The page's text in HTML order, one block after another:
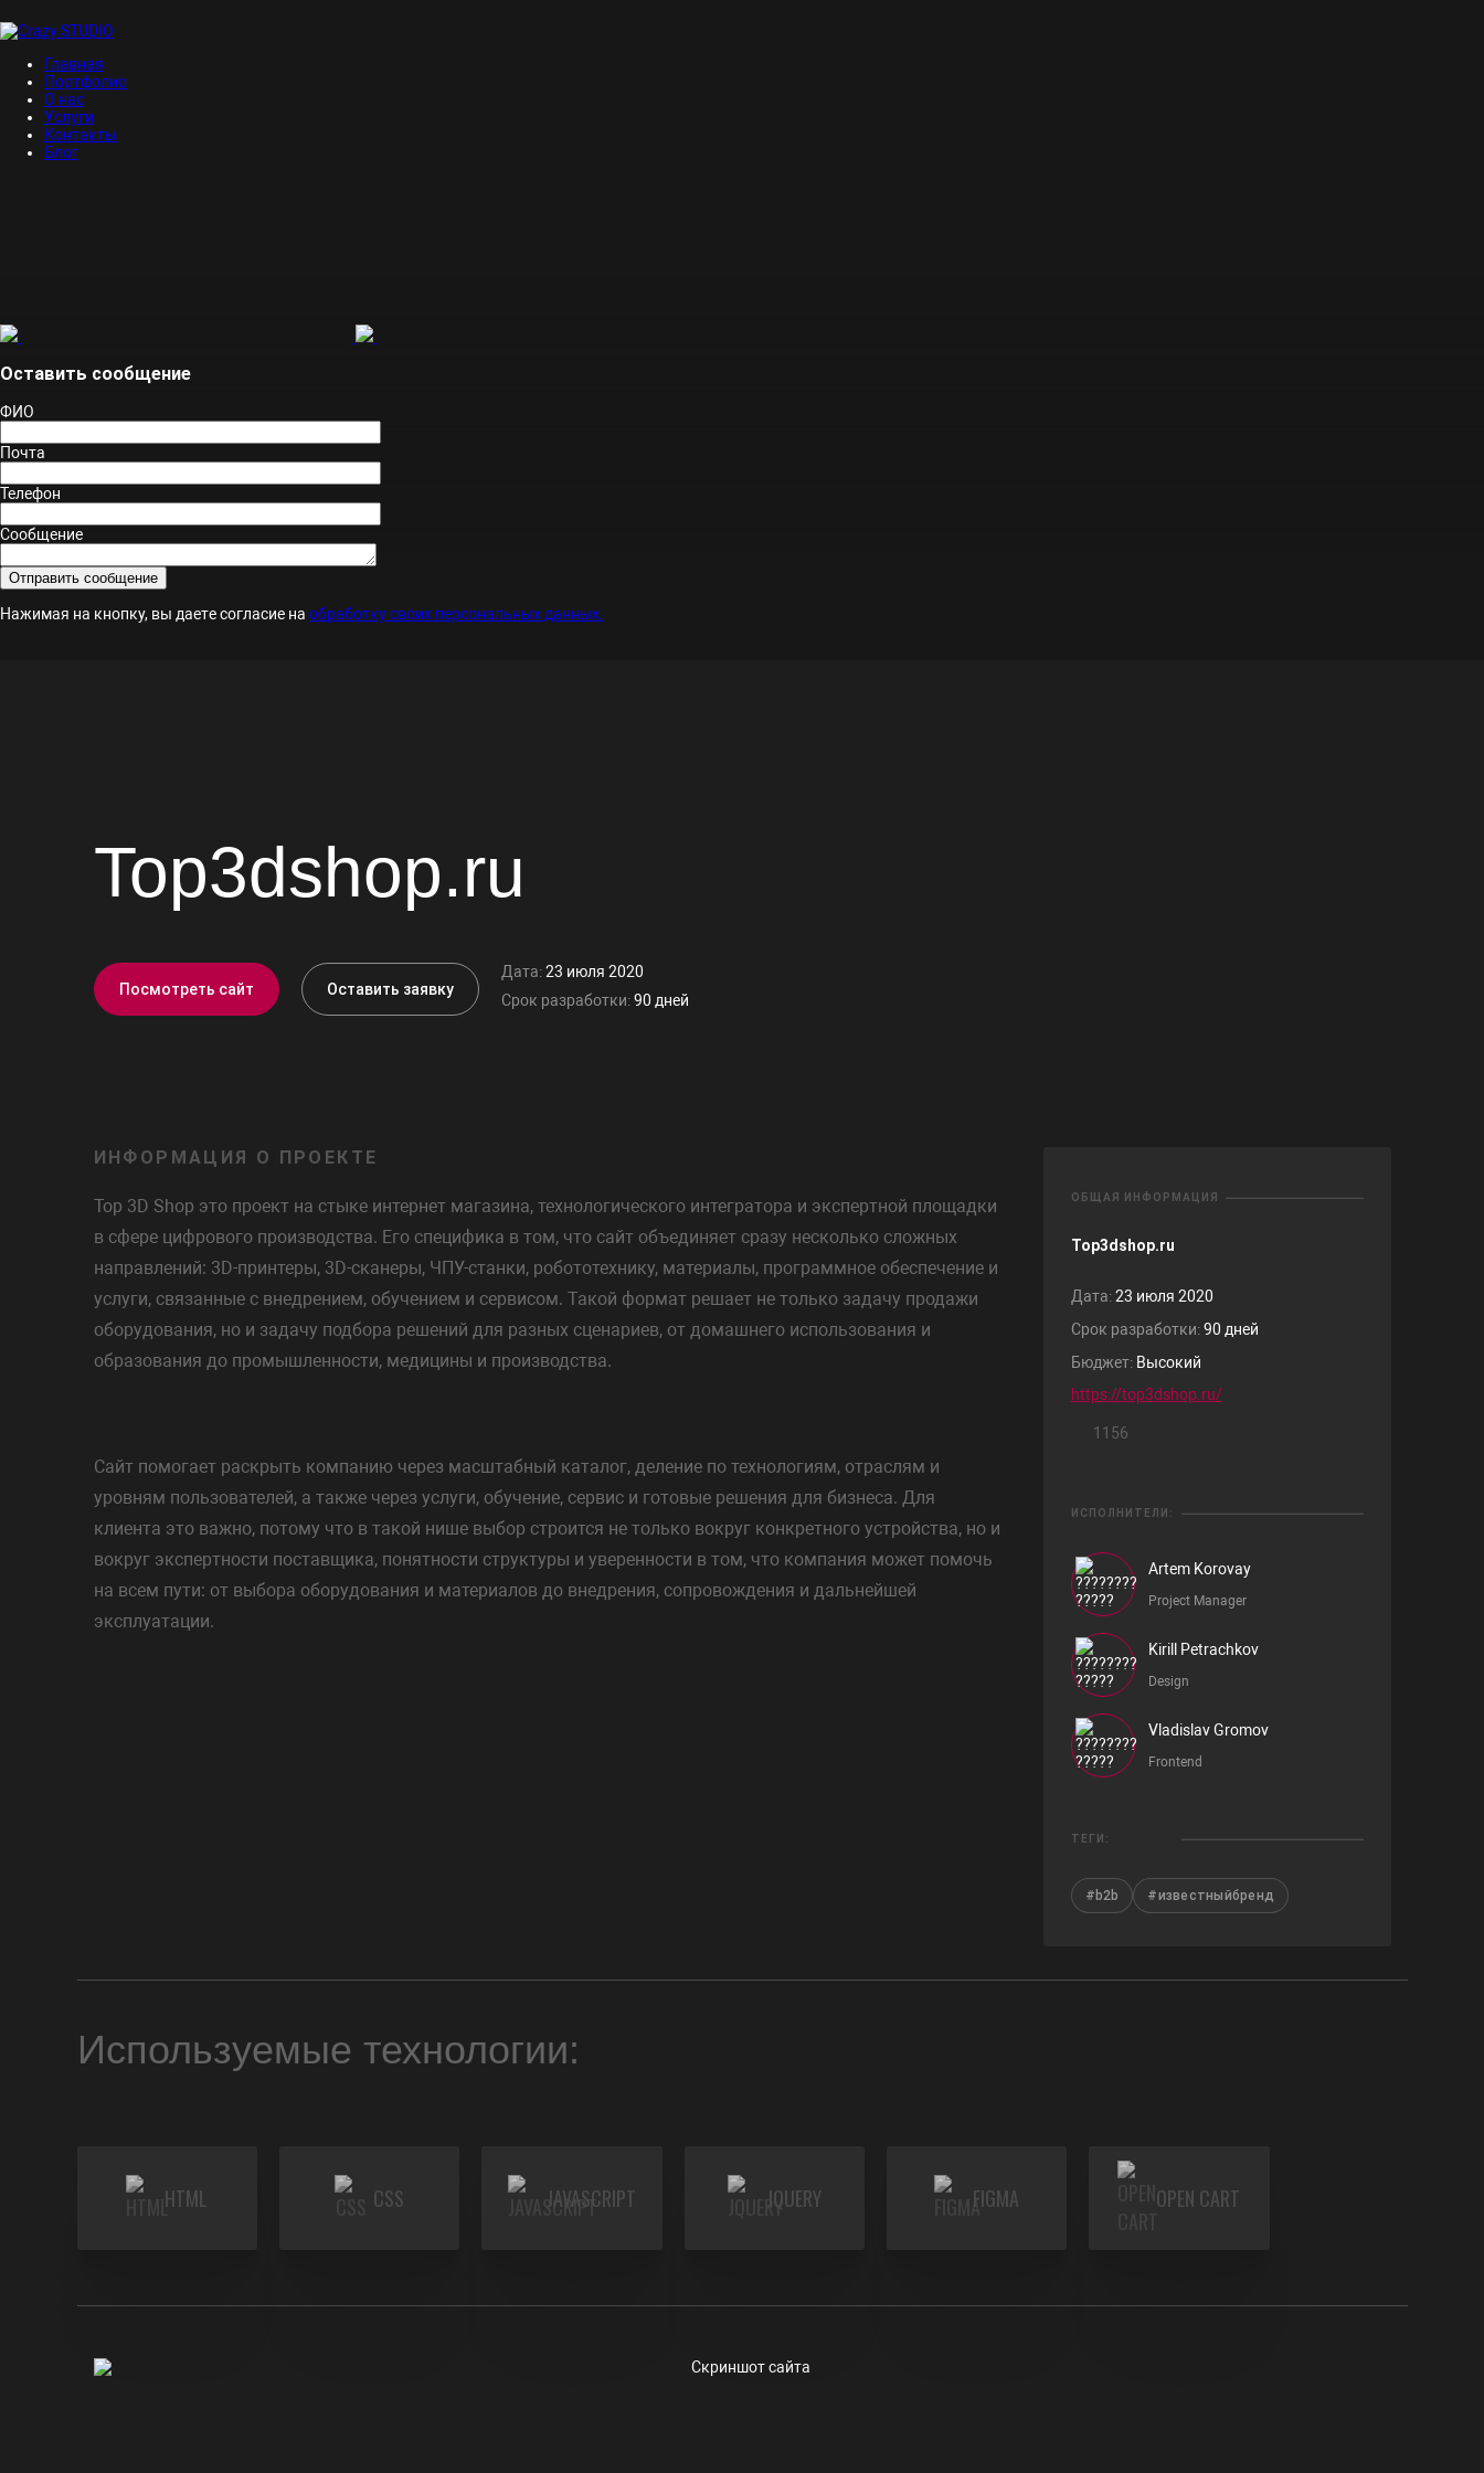
Главная
Портфолио
О нас
Услуги
Контакты
Блог
Оставить сообщение
ФИО
Почта
Телефон
Сообщение
Нажимая на кнопку, вы даете согласие на обработку своих персональных данных.
Top3dshop.ru
Посмотреть сайт Оставить заявку
Дата:23 июля 2020
Срок разработки:90 дней
ИНФОРМАЦИЯ О ПРОЕКТЕ
Top 3D Shop это проект на стыке интернет магазина, технологического интегратора и экспертной площадки
в сфере цифрового производства. Его специфика в том, что сайт объединяет сразу несколько сложных
направлений: 3D-принтеры, 3D-сканеры, ЧПУ-станки, робототехнику, материалы, программное обеспечение и
услуги, связанные с внедрением, обучением и сервисом. Такой формат решает не только задачу продажи
оборудования, но и задачу подбора решений для разных сценариев, от домашнего использования и
образования до промышленности, медицины и производства.
Сайт помогает раскрыть компанию через масштабный каталог, деление по технологиям, отраслям и
уровням пользователей, а также через услуги, обучение, сервис и готовые решения для бизнеса. Для
клиента это важно, потому что в такой нише выбор строится не только вокруг конкретного устройства, но и
вокруг экспертности поставщика, понятности структуры и уверенности в том, что компания может помочь
на всем пути: от выбора оборудования и материалов до внедрения, сопровождения и дальнейшей
эксплуатации.
ОБЩАЯ ИНФОРМАЦИЯ
Top3dshop.ru
Дата:23 июля 2020
Срок разработки:90 дней
Бюджет: Высокий
https://top3dshop.ru/
1156
ИСПОЛНИТЕЛИ:
Artem Korovay
Project Manager
Kirill Petrachkov
Design
Vladislav Gromov
Frontend
ТЕГИ:
#b2b #известныйбренд
Используемые технологии:
HTML CSS JAVASCRIPT JQUERY FIGMA OPEN CART